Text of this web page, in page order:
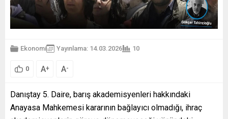
Ekonomi Yayınlama: 14.03.2026 10
0 A+ A-
Danıştay 5. Daire, barış akademisyenleri hakkındaki
Anayasa Mahkemesi kararının bağlayıcı olmadığı, ihraç